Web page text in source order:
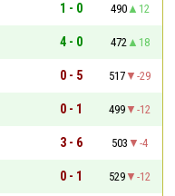
1 - 0 490
12
4 - 0 472
18
0 - 5 517
-29
0 - 1 499
-12
3 - 6 503
-4
0 - 1 529
-12